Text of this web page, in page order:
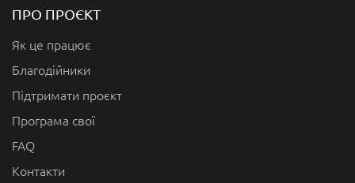
ПРО ПРОЄКТ
Як це працює
Благодійники
Підтримати проєкт
Програма свої
FAQ
Контакти